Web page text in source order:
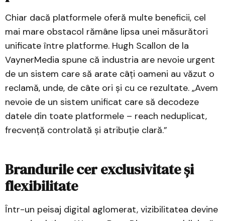
Chiar dacă platformele oferă multe beneficii, cel
mai mare obstacol rămâne lipsa unei măsurători
unificate între platforme. Hugh Scallon de la
VaynerMedia spune că industria are nevoie urgent
de un sistem care să arate câți oameni au văzut o
reclamă, unde, de câte ori și cu ce rezultate. „Avem
nevoie de un sistem unificat care să decodeze
datele din toate platformele – reach neduplicat,
frecvență controlată și atribuție clară.”
Brandurile cer exclusivitate și
flexibilitate
Într-un peisaj digital aglomerat, vizibilitatea devine